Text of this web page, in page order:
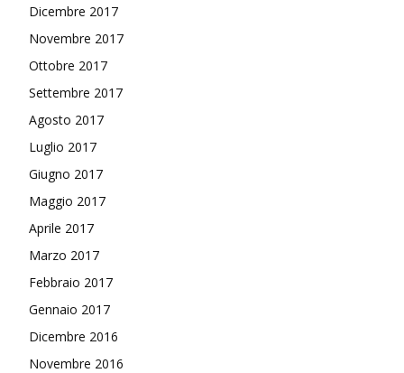
Dicembre 2017
Novembre 2017
Ottobre 2017
Settembre 2017
Agosto 2017
Luglio 2017
Giugno 2017
Maggio 2017
Aprile 2017
Marzo 2017
Febbraio 2017
Gennaio 2017
Dicembre 2016
Novembre 2016